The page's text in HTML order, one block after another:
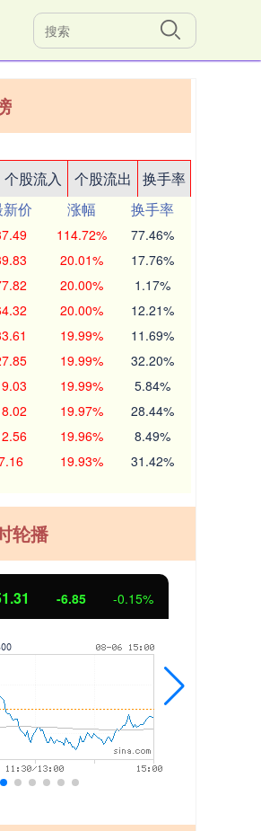
个股流入 个股流出
换手率
价 涨幅
换手率
114.72% 77.46%
20.01% 17.76%
20.00% 1.17%
20.00% 12.21%
19.99% 11.69%
19.99% 32.20%
19.99% 5.84%
19.97% 28.44%
19.96% 8.49%
19.93% 31.42%
轮播
3.42 0.30%